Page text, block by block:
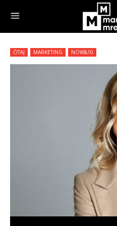
ČITAJ MARKETING NOW&10